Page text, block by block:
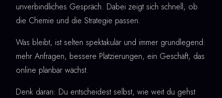
unverbindliches Gespräch. Dabei zeigt sich schnell, ob
die Chemie und die Strategie passen.
Was bleibt, ist selten spektakulär und immer grundlegend:
mehr Anfragen, bessere Platzierungen, ein Geschäft, das
online planbar wächst.
Denk daran: Du entscheidest selbst, wie weit du gehst